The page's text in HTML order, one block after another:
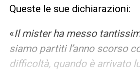
Queste le sue dichiarazioni:
«Il mister ha messo
siamo partiti l’anno scorso
difficoltà, quando è arrivato